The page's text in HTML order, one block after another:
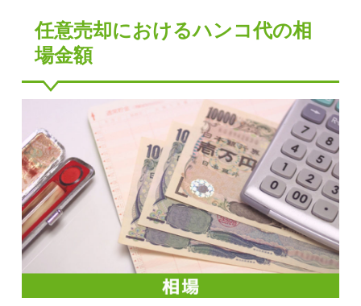
任意売却におけるハンコ代の相
場金額